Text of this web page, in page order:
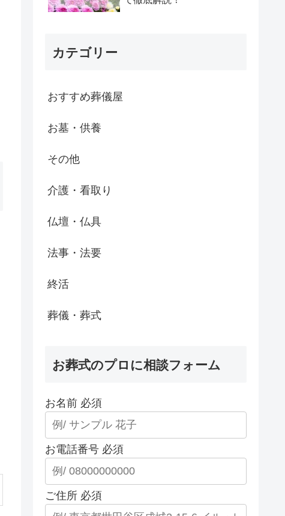
カテゴリー
おすすめ葬儀屋
お墓・供養
その他
介護・看取り
仏壇・仏具
法事・法要
終活
葬儀・葬式
お葬式のプロに相談フォーム
お名前 必須
お電話番号 必須
ご住所 必須